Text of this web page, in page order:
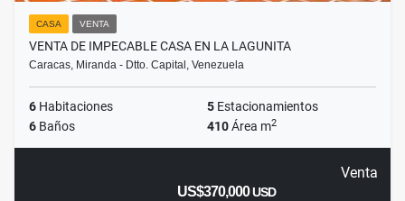
CASA VENTA
VENTA DE IMPECABLE CASA EN LA LAGUNITA
Caracas, Miranda - Dtto. Capital, Venezuela
6 Habitaciones 5 Estacionamientos
6 Baños 410Área m2
Venta
US$370,000USD